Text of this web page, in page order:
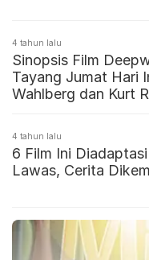
4 tahun lalu
Sinopsis Film
Tayang Jumat Hari
Wahlberg dan Kurt
4 tahun lalu
6 Film Ini
Lawas, Cerita